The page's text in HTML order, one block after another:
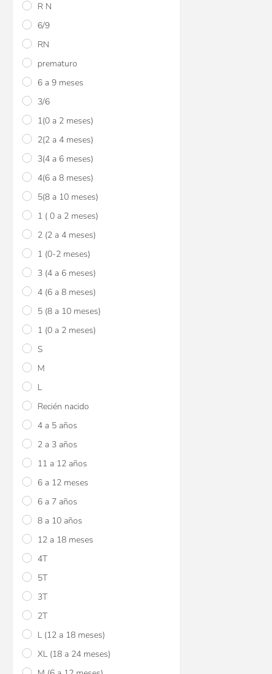
R N
6/9
RN
prematuro
6 a 9 meses
3/6
1(0 a 2 meses)
2(2 a 4 meses)
3(4 a 6 meses)
4(6 a 8 meses)
5(8 a 10 meses)
1 ( 0 a 2 meses)
2 (2 a 4 meses)
1 (0-2 meses)
3 (4 a 6 meses)
4 (6 a 8 meses)
5 (8 a 10 meses)
1 (0 a 2 meses)
S
M
L
Recién nacido
4 a 5 años
2 a 3 años
11 a 12 años
6 a 12 meses
6 a 7 años
8 a 10 años
12 a 18 meses
4T
5T
3T
2T
L (12 a 18 meses)
XL (18 a 24 meses)